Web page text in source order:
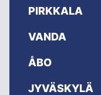
PIRKKALA
VANDA
ÅBO
JYVÄSKYLÄ